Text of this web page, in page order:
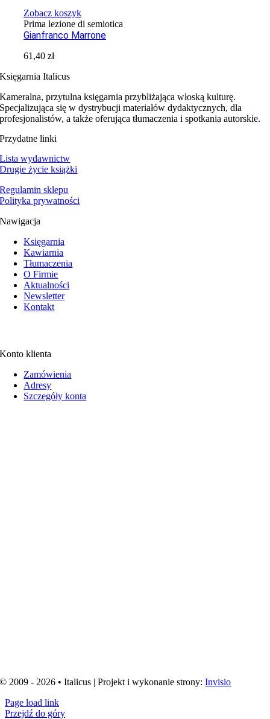
Zobacz koszyk
Prima lezione di semiotica
Gianfranco Marrone
61,40zł
Księgarnia Italicus
Kameralna, przytulna księgarnia przybliżająca włoską kulturę.
Specjalizująca się w dystrybucji materiałów dydaktycznych, dla
profesjonalistów, a także oferująca tłumaczenia i spotkania autorskie.
Przydatne linki
Lista wydawnictw
Drugie życie książki
Regulamin sklepu
Polityka prywatności
Nawigacja
Księgarnia
Kawiarnia
Tłumaczenia
O Firmie
Aktualności
Newsletter
Kontakt
Konto klienta
Zamówienia
Adresy
Szczegóły konta
© 2009 - 2026 • Italicus | Projekt i wykonanie strony:Invisio
Page load link
Przejdź do góry